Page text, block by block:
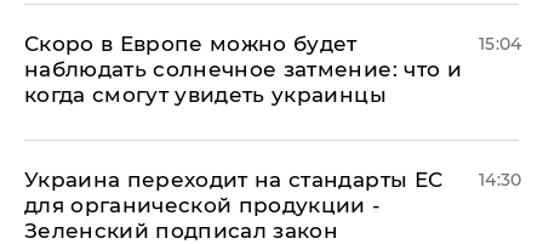
Скоро в Европе можно будет
наблюдать солнечное затмение: что и
когда смогут увидеть украинцы
15:04
Украина переходит на стандарты ЕС
для органической продукции -
Зеленский подписал закон
14:30